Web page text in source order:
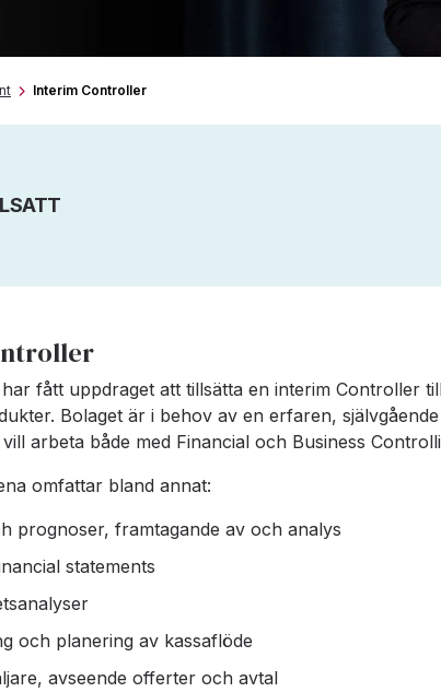
Interim Controller
fått uppdraget att tillsätta en interim Controller
Bolaget är i behov av en erfaren,
arbeta både med Financial och Business
omfattar bland annat:
prognoser, framtagande av och analys
statements
och planering av kassaflöde
avseende offerter och avtal